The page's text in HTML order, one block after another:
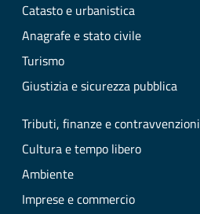
Catasto e urbanistica
Anagrafe e stato civile
Turismo
Giustizia e sicurezza pubblica
Tributi, finanze e contravvenzioni
Cultura e tempo libero
Ambiente
Imprese e commercio